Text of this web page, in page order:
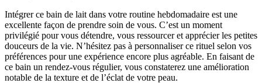
Intégrer ce bain de lait dans votre routine hebdomadaire est une
excellente façon de prendre soin de vous. C’est un moment
privilégié pour vous détendre, vous ressourcer et apprécier les petites
douceurs de la vie. N’hésitez pas à personnaliser ce rituel selon vos
préférences pour une expérience encore plus agréable. En faisant de
ce bain un rendez-vous régulier, vous constaterez une amélioration
notable de la texture et de l’éclat de votre peau.